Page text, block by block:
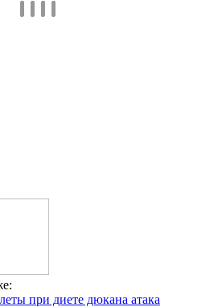
при диете дюкана атака